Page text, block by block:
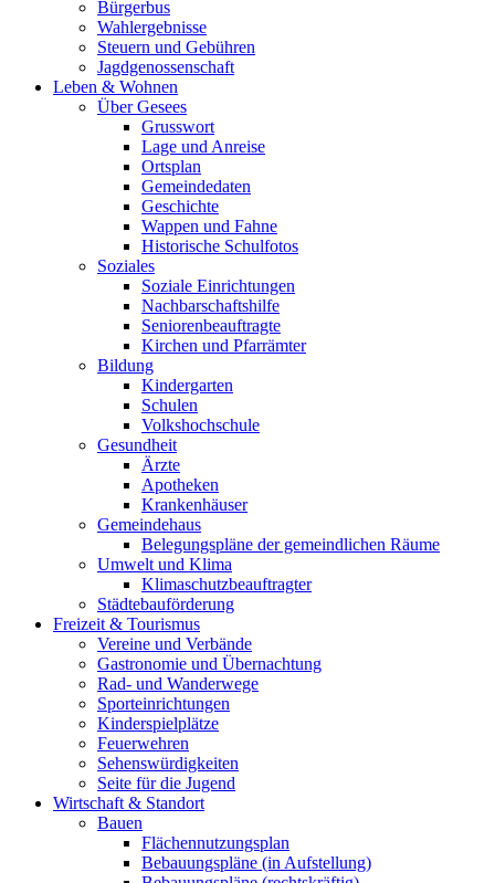
Bürgerbus
Wahlergebnisse
Steuern und Gebühren
Jagdgenossenschaft
Leben & Wohnen
Über Gesees
Grusswort
Lage und Anreise
Ortsplan
Gemeindedaten
Geschichte
Wappen und Fahne
Historische Schulfotos
Soziales
Soziale Einrichtungen
Nachbarschaftshilfe
Seniorenbeauftragte
Kirchen und Pfarrämter
Bildung
Kindergarten
Schulen
Volkshochschule
Gesundheit
Ärzte
Apotheken
Krankenhäuser
Gemeindehaus
Belegungspläne der gemeindlichen Räume
Umwelt und Klima
Klimaschutzbeauftragter
Städtebauförderung
Freizeit & Tourismus
Vereine und Verbände
Gastronomie und Übernachtung
Rad- und Wanderwege
Sporteinrichtungen
Kinderspielplätze
Feuerwehren
Sehenswürdigkeiten
Seite für die Jugend
Wirtschaft & Standort
Bauen
Flächennutzungsplan
Bebauungspläne (in Aufstellung)